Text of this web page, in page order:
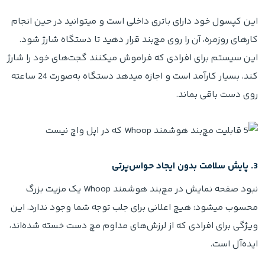
این کپسول خود دارای باتری داخلی است و میتوانید در حین انجام
کارهای روزمره، آن را روی مچ‌بند قرار دهید تا دستگاه شارژ شود.
این سیستم برای افرادی که فراموش میکنند گجت‌های خود را شارژ
کند، بسیار کارآمد است و اجازه میدهد دستگاه به‌صورت 24 ساعته
روی دست باقی بماند.
3. پایش سلامت بدون ایجاد حواس‌پرتی
نبود صفحه نمایش در مچ‌بند هوشمند Whoop یک مزیت بزرگ
محسوب میشود: هیچ اعلانی برای جلب توجه شما وجود ندارد. این
ویژگی برای افرادی که از لرزش‌های مداوم مچ دست خسته شده‌اند،
ایده‌آل است.